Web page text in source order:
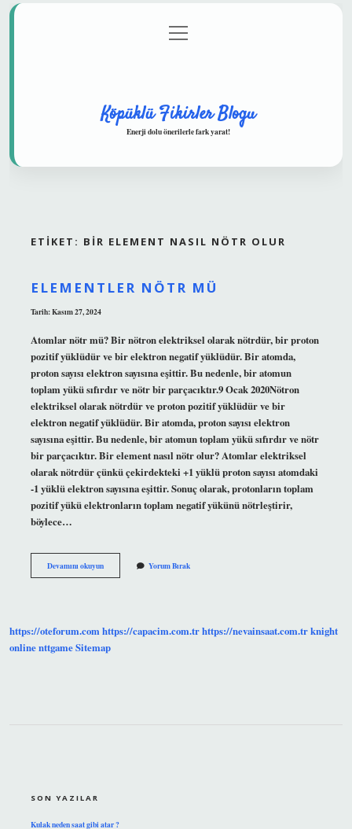
Gizlilik Politikası
menüyü
aç
Köpüklü Fikirler Blogu
Enerji dolu önerilerle fark yarat!
ETIKET: BIR ELEMENT NASIL NÖTR OLUR
ELEMENTLER NÖTR MÜ
Tarih: Kasım 27, 2024
Atomlar nötr mü? Bir nötron elektriksel olarak nötrdür, bir proton
pozitif yüklüdür ve bir elektron negatif yüklüdür. Bir atomda,
proton sayısı elektron sayısına eşittir. Bu nedenle, bir atomun
toplam yükü sıfırdır ve nötr bir parçacıktır.9 Ocak 2020Nötron
elektriksel olarak nötrdür ve proton pozitif yüklüdür ve bir
elektron negatif yüklüdür. Bir atomda, proton sayısı elektron
sayısına eşittir. Bu nedenle, bir atomun toplam yükü sıfırdır ve nötr
bir parçacıktır. Bir element nasıl nötr olur? Atomlar elektriksel
olarak nötrdür çünkü çekirdekteki +1 yüklü proton sayısı atomdaki
-1 yüklü elektron sayısına eşittir. Sonuç olarak, protonların toplam
pozitif yükü elektronların toplam negatif yükünü nötrleştirir,
böylece…
Devamını okuyunElementler
Nötr
Yorum Bırak
https://oteforum.comhttps://capacim.com.trhttps://nevainsaat.com.trknight
onlinenttgameSitemap
SON YAZILAR
Kulak neden saat gibi atar ?